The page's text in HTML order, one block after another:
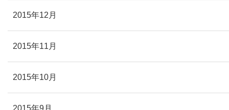
2015年12月
2015年11月
2015年10月